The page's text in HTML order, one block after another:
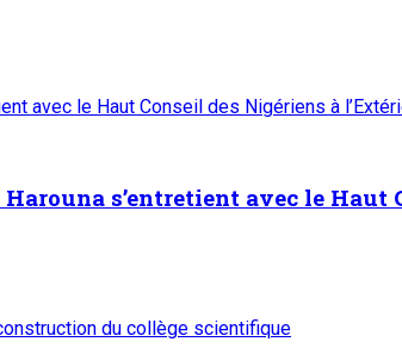
avec le Haut Conseil des Nigériens à
s’entretient avec le Haut
du collège scientifique